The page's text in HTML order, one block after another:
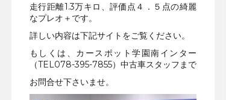
走行距離1.3万キロ、評価点４．５点の綺麗
なプレオ＋です。
詳しい内容は下記サイトをご覧ください。
もしくは、カースポット学園南インター
（TEL078-395-7855）中古車スタッフまで
お問合せ下さいませ。